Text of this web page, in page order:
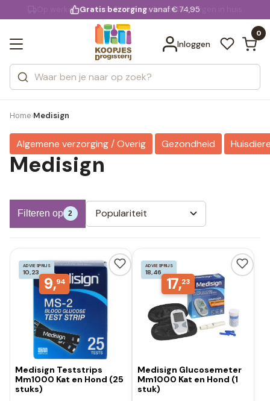
voor 20:00 uur besteld
Gratis bezorgingvanaf € 74,95
Inloggen
0
Zoeken
Categorieën
Merken
Bekijk alle resultaten
Home›Medisign
Algemene verzorging / Overig Gezondheid
Medisign
Filteren op 2 Populariteit
ADVIESPRIJS
10,23
9,94
Medisign Teststrips
Mm1000 Kat en Hond (25
stuks)
ADVIESPRIJS
18,46
17,23
Medisign Glucosemeter
Mm1000 Kat en Hond (1
stuk)